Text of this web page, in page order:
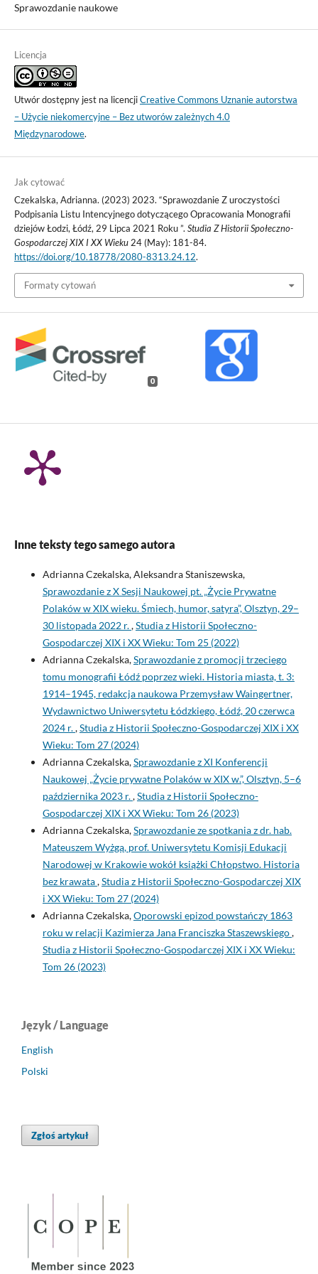
Sprawozdanie naukowe
Licencja
Utwór dostępny jest na licencjiCreative Commons Uznanie autorstwa
– Użycie niekomercyjne – Bez utworów zależnych 4.0
Międzynarodowe.
Jak cytować
Czekalska, Adrianna. (2023) 2023. “Sprawozdanie Z uroczystości
Podpisania Listu Intencyjnego dotyczącego Opracowania Monografii
dziejów Łodzi, Łódź, 29 Lipca 2021 Roku ”. Studia Z Historii Społeczno-
Gospodarczej XIX I XX Wieku24 (May): 181-84.
https://doi.org/10.18778/2080-8313.24.12.
Formaty cytowań
0
Inne teksty tego samego autora
Adrianna Czekalska, Aleksandra Staniszewska,
Sprawozdanie z X Sesji Naukowej pt. „Życie Prywatne
Polaków w XIX wieku. Śmiech, humor, satyra”, Olsztyn, 29–
30 listopada 2022 r.,Studia z Historii Społeczno-
Gospodarczej XIX i XX Wieku: Tom 25 (2022)
Adrianna Czekalska,Sprawozdanie z promocji trzeciego
tomu monografii Łódź poprzez wieki. Historia miasta, t. 3:
1914–1945, redakcja naukowa Przemysław Waingertner,
Wydawnictwo Uniwersytetu Łódzkiego, Łódź, 20 czerwca
2024 r.,Studia z Historii Społeczno-Gospodarczej XIX i XX
Wieku: Tom 27 (2024)
Adrianna Czekalska,Sprawozdanie z XI Konferencji
Naukowej „Życie prywatne Polaków w XIX w.”, Olsztyn, 5–6
października 2023 r.,Studia z Historii Społeczno-
Gospodarczej XIX i XX Wieku: Tom 26 (2023)
Adrianna Czekalska,Sprawozdanie ze spotkania z dr. hab.
Mateuszem Wyżgą, prof. Uniwersytetu Komisji Edukacji
Narodowej w Krakowie wokół książki Chłopstwo. Historia
bez krawata,Studia z Historii Społeczno-Gospodarczej XIX
i XX Wieku: Tom 27 (2024)
Adrianna Czekalska,Oporowski epizod powstańczy 1863
roku w relacji Kazimierza Jana Franciszka Staszewskiego,
Studia z Historii Społeczno-Gospodarczej XIX i XX Wieku:
Tom 26 (2023)
Język / Language
English
Polski
Zgłoś artykuł